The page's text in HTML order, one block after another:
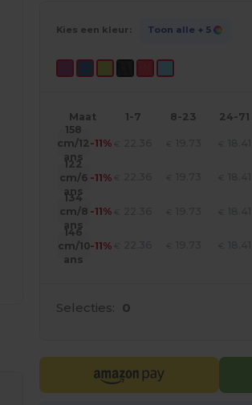
Kies een kleur: Toon alle + 5
Maat 1-7 8-23 24-71
158
cm/12
ans
-11%
122
cm/6
ans
-11%
134
cm/8
ans
-11%
146
cm/10
ans
-11%
Selecties: 0